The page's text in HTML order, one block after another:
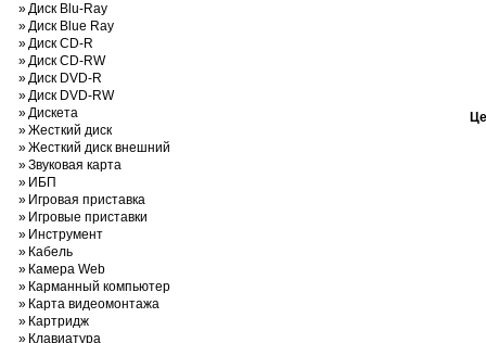
»Диск Blu-Ray
»Диск Blue Ray
»Диск CD-R
»Диск CD-RW
»Диск DVD-R
»Диск DVD-RW
»Дискета
»Жесткий диск
»Жесткий диск внешний
»Звуковая карта
» ИБП
» Игровая приставка
» Игровые приставки
» Инструмент
» Кабель
» Камера Web
» Карманный компьютер
» Карта видеомонтажа
» Картридж
» Клавиатура